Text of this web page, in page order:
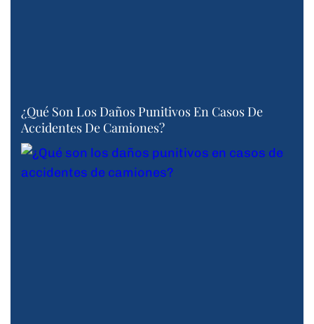
¿Qué Son Los Daños Punitivos En Casos De
Accidentes De Camiones?